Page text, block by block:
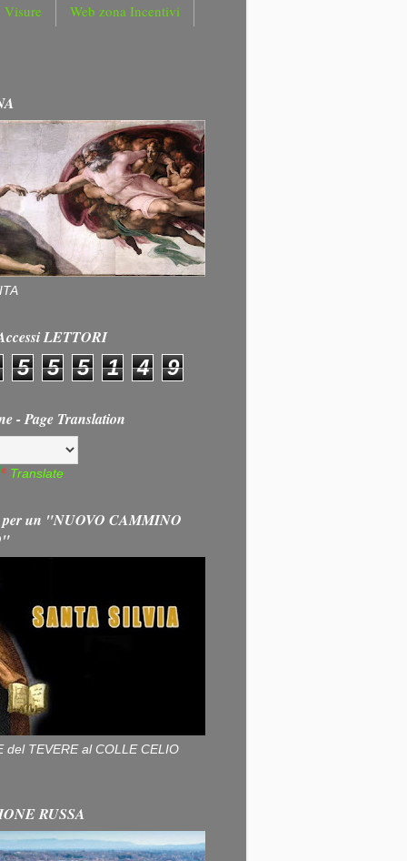
Visure
Web zona Incentivi
LETTORI
5 5 5 1 4 9
- Page Translation
Translate
per un "NUOVO CAMMINO
del TEVERE al COLLE CELIO
RUSSA